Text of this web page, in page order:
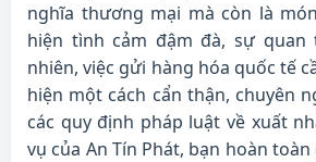
nghĩa thương mại mà còn là
hiện tình cảm đậm đà, sự quan
nhiên, việc gửi hàng hóa quốc tế
hiện một cách cẩn thận, chuyên
các quy định pháp luật về xuất
vụ của An Tín Phát, bạn hoàn